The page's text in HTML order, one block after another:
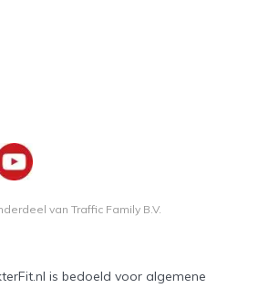
van Traffic Family B.V.
is bedoeld voor algemene